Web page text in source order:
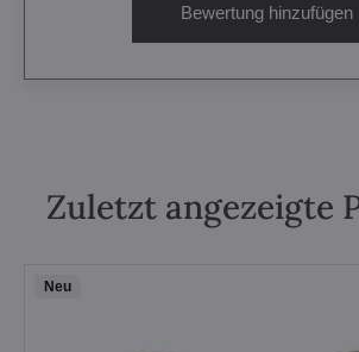
Bewertung hinzufügen
Zuletzt angezeigte
Neu